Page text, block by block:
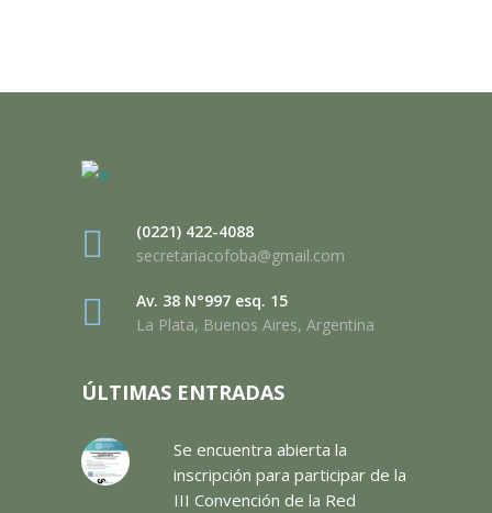
(0221) 422-4088
secretariacofoba@gmail.com
Av. 38 N°997 esq. 15
La Plata, Buenos Aires, Argentina
ÚLTIMAS ENTRADAS
Se encuentra abierta la
inscripción para participar de la
III Convención de la Red